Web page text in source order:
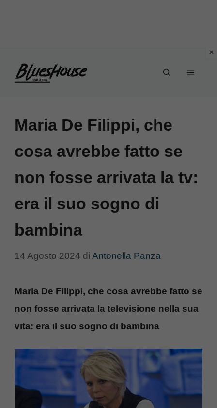
Menu
Maria De Filippi, che
cosa avrebbe fatto se
non fosse arrivata la tv:
era il suo sogno di
bambina
14 Agosto 2024 di Antonella Panza
Maria De Filippi, che cosa avrebbe fatto se
non fosse arrivata la televisione nella sua
vita: era il suo sogno di bambina